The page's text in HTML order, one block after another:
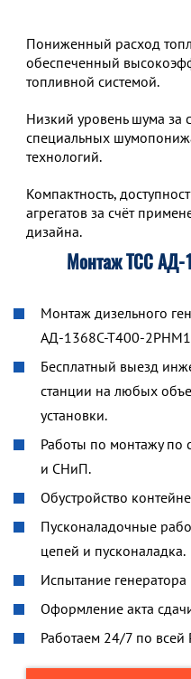
Пониженный расход
обеспеченный
топливной системой.
Низкий уровень шума за
специальных
технологий.
Компактность,
агрегатов за счёт
дизайна.
Монтаж ТСС
Монтаж дизельного
АД-1368С-Т400-
Бесплатный выезд
станции на любых
установки.
Работы по монтажу по
и СНиП.
Обустройство
Пусконаладочные
цепей и пусконаладка.
Испытание генератора
Оформление акта
Работаем 24/7 по всей